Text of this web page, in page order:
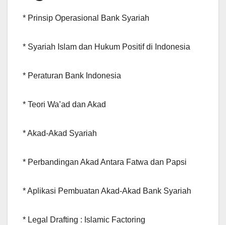
* Prinsip Operasional Bank Syariah
* Syariah Islam dan Hukum Positif di Indonesia
* Peraturan Bank Indonesia
* Teori Wa’ad dan Akad
* Akad-Akad Syariah
* Perbandingan Akad Antara Fatwa dan Papsi
* Aplikasi Pembuatan Akad-Akad Bank Syariah
* Legal Drafting : Islamic Factoring